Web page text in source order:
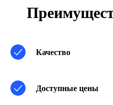
Качество
Доступные цены